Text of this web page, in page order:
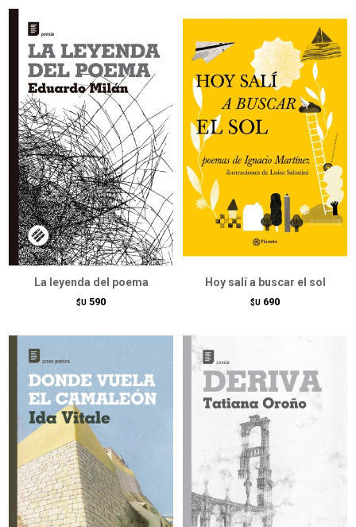
La leyenda del poema
$U 590
Hoy salí a buscar el sol
$U 690